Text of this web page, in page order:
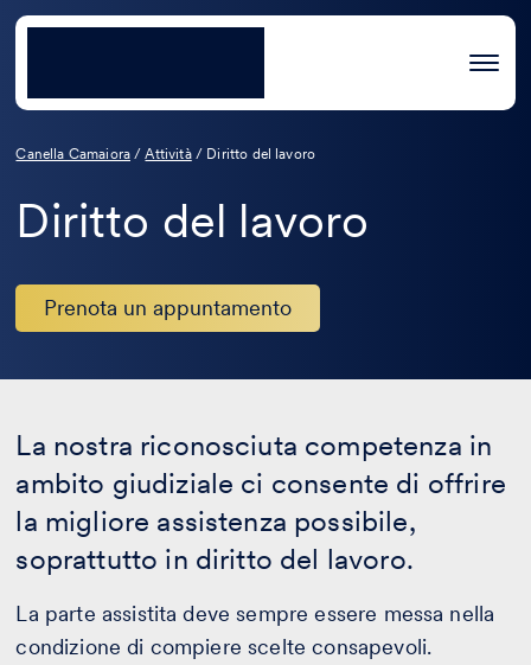
Canella Camaiora /Attività/ Diritto del lavoro
Diritto del lavoro
Prenota un appuntamento
La nostra riconosciuta competenza in
ambito giudiziale ci consente di offrire
la migliore assistenza possibile,
soprattutto in diritto del lavoro.
La parte assistita deve sempre essere messa nella
condizione di compiere scelte consapevoli.